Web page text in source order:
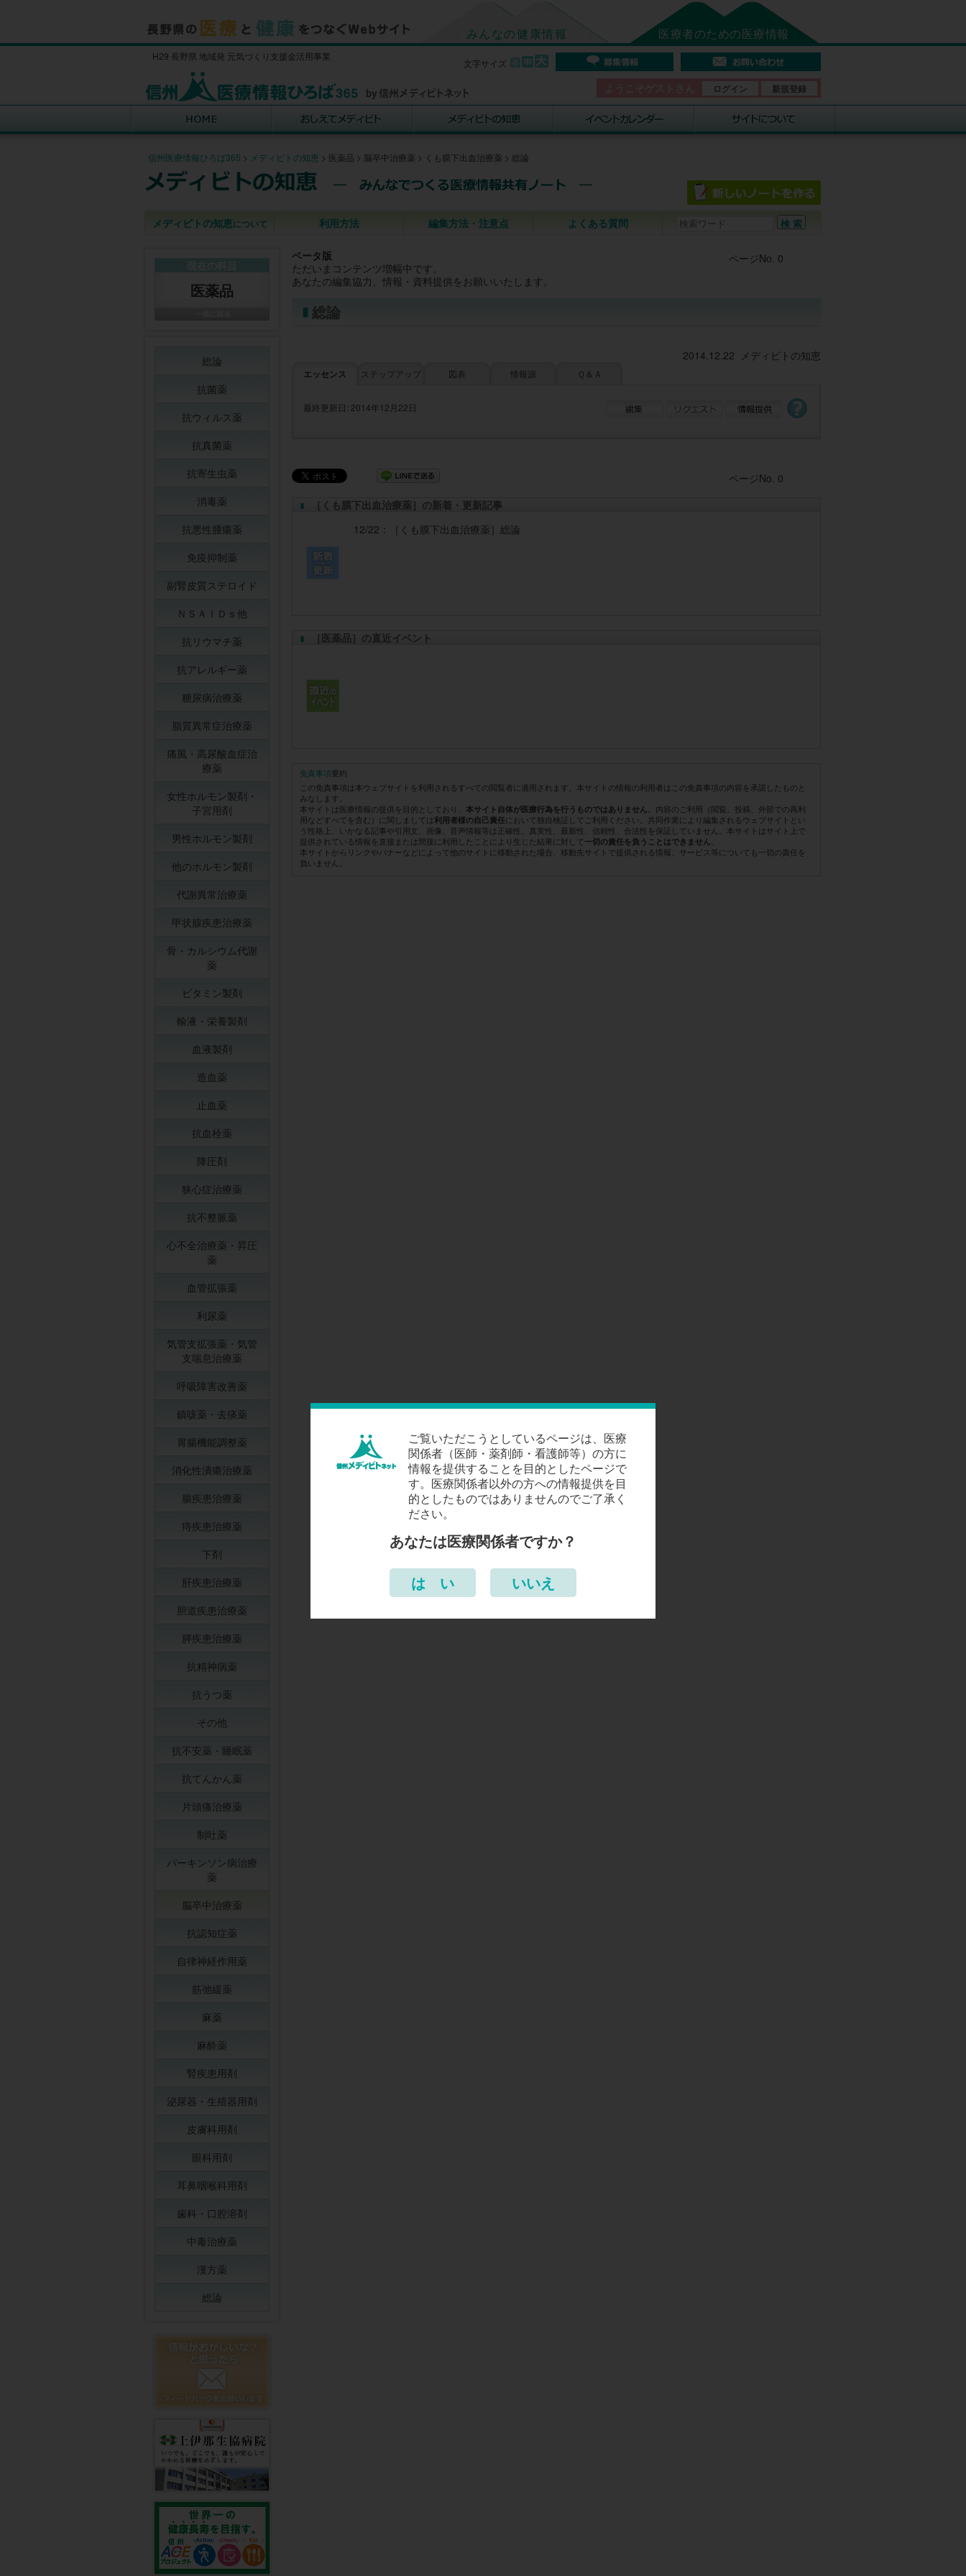
みんなの健康情報 医療者のための医療情報
文字サイズ
H29 長野県 地域発 元気づくり支援金活用事業
ログイン 新規登録
信州医療情報ひろば365 > メディビトの知恵 > 医薬品 > 脳卒中治療薬 > くも膜下出血治療薬 > 総論
メディビトの知恵について 利用方法 編集方法・注意点 よくある質問
Post navigation
ページNo. 0
ベータ版
ただいまコンテンツ増幅中です。
あなたの編集協力、情報・資料提供をお願いいたします。
総論
2014.12.22 メディビトの知恵
エッセンス ステップアップ 図表 情報源 Ｑ＆Ａ
最終更新日: 2014年12月22日
Post navigation
ページNo. 0
［くも膜下出血治療薬］の新着・更新記事
12/22：
［くも膜下出血治療薬］ 総論
［医薬品］の直近イベント
免責事項要約
この免責事項は本ウェブサイトを利用されるすべての閲覧者に適用されます。本サイトの情報の利用者はこの免責事項の内容を承諾したものと
みなします。
本サイトは医療情報の提供を目的としており、 本サイト自体が医療行為を行うものではありません 。内容のご利用（閲覧、投稿、外部での再利
用などすべてを含む）に関しましては利用者様の自己責任において独自検証してご利用ください。共同作業により編集されるウェブサイトとい
う性格上、いかなる記事や引用文、画像、音声情報等は正確性、真実性、最新性、信頼性、合法性を保証していません。本サイトはサイト上で
提供されている情報を直接または間接に利用したことにより生じた結果に対して 一切の責任を負うことはできません
本サイトからリンクやバナーなどによって他のサイトに移動された場合、移動先サイトで提供される情報、サービス等についても一切の責任を
負いません。
医薬品
総論
抗菌薬
抗ウィルス薬
抗真菌薬
抗寄生虫薬
消毒薬
抗悪性腫瘍薬
免疫抑制薬
副腎皮質ステロイド
ＮＳＡＩＤｓ他
抗リウマチ薬
抗アレルギー薬
糖尿病治療薬
脂質異常症治療薬
痛風・高尿酸血症治
療薬
女性ホルモン製剤・
子宮用剤
男性ホルモン製剤
他のホルモン製剤
代謝異常治療薬
甲状腺疾患治療薬
骨・カルシウム代謝
薬
ビタミン製剤
輸液・栄養製剤
血液製剤
造血薬
止血薬
抗血栓薬
降圧剤
狭心症治療薬
抗不整脈薬
心不全治療薬・昇圧
薬
血管拡張薬
利尿薬
気管支拡張薬・気管
支喘息治療薬
呼吸障害改善薬
鎮咳薬・去痰薬
胃腸機能調整薬
消化性潰瘍治療薬
腸疾患治療薬
痔疾患治療薬
下剤
肝疾患治療薬
胆道疾患治療薬
膵疾患治療薬
抗精神病薬
抗うつ薬
その他
抗不安薬・睡眠薬
抗てんかん薬
片頭痛治療薬
制吐薬
パーキンソン病治療
薬
脳卒中治療薬
抗認知症薬
自律神経作用薬
筋弛緩薬
麻薬
麻酔薬
腎疾患用剤
泌尿器・生殖器用剤
皮膚科用剤
眼科用剤
耳鼻咽喉科用剤
歯科・口腔溶剤
中毒治療薬
漢方薬
総論
ご覧いただこうとしているページは、医療
関係者（医師・薬剤師・看護師等）の方に
情報を提供することを目的としたページで
す。医療関係者以外の方への情報提供を目
的としたものではありませんのでご了承く
ださい。
あなたは医療関係者ですか？
は い
いいえ